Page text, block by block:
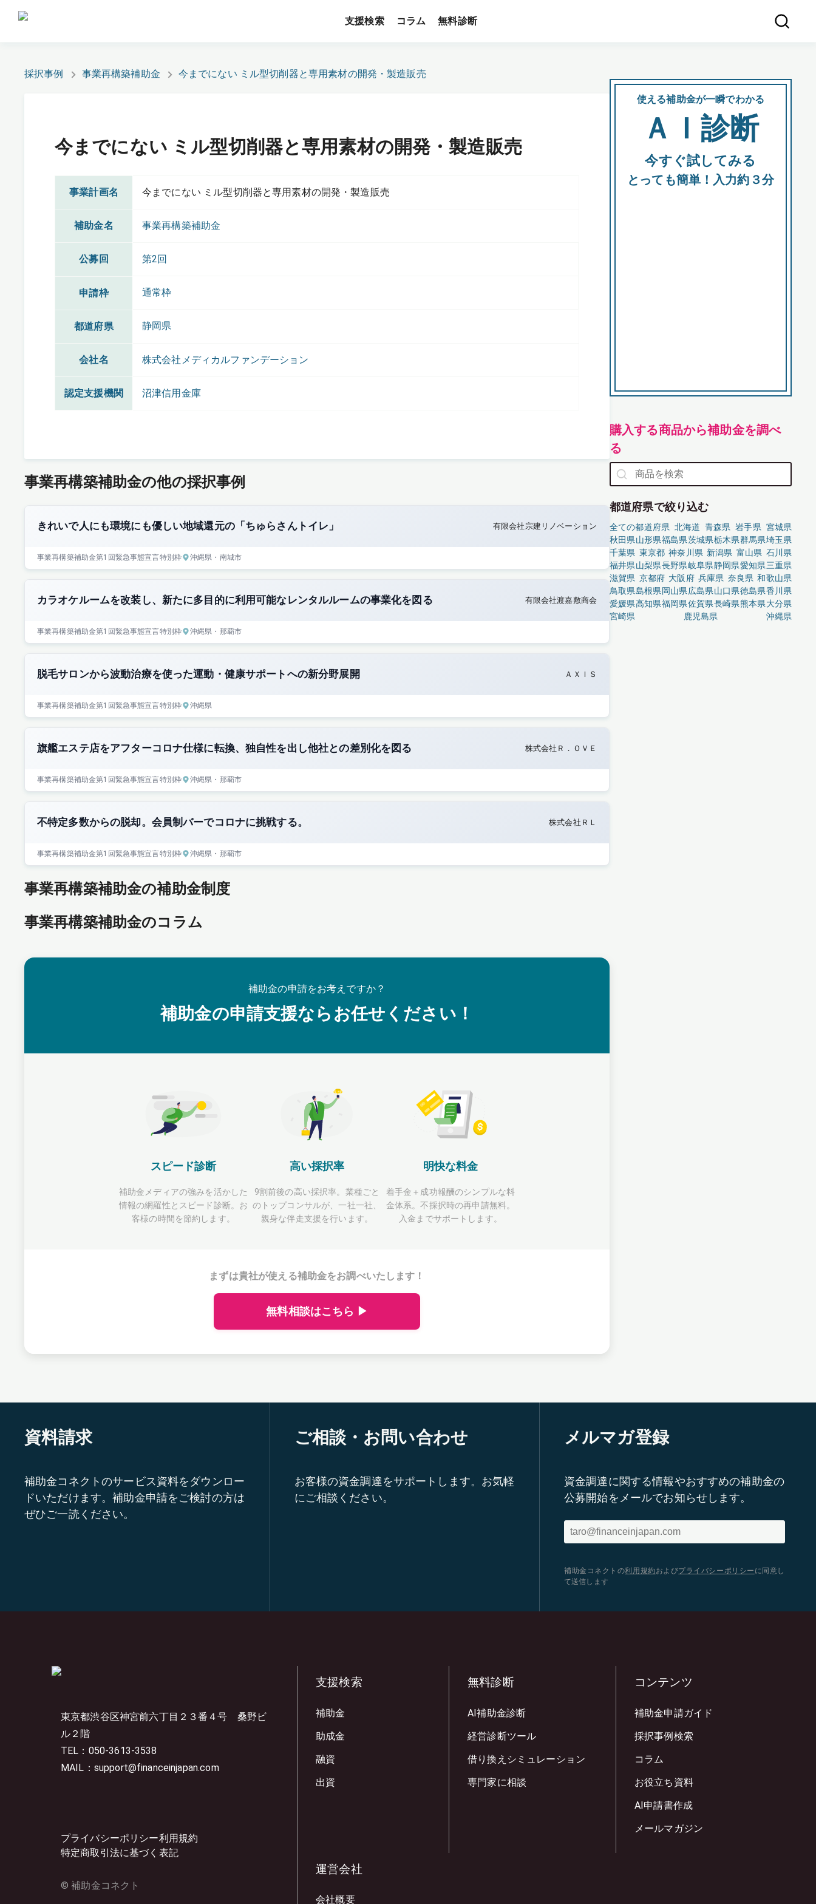
支援検索 コラム 無料診断
採択事例 事業再構築補助金 今までにない ミル型切削器と専用素材の開発・製造販売
今までにない ミル型切削器と専用素材の開発・製造販売
事業計画名 今までにない ミル型切削器と専用素材の開発・製造販売
補助金名 事業再構築補助金
公募回 第2回
申請枠 通常枠
都道府県 静岡県
会社名 株式会社メディカルファンデーション
認定支援機関 沼津信用金庫
事業再構築補助金の他の採択事例
きれいで人にも環境にも優しい地域還元の「ちゅらさんトイレ」 有限会社宗建リノベーション
事業再構築補助金第1回緊急事態宣言特別枠 沖縄県 ・南城市
カラオケルームを改装し、新たに多目的に利用可能なレンタルルームの事業化を図る 有限会社渡嘉敷商会
事業再構築補助金第1回緊急事態宣言特別枠 沖縄県 ・那覇市
脱毛サロンから波動治療を使った運動・健康サポートへの新分野展開 ＡＸＩＳ
事業再構築補助金第1回緊急事態宣言特別枠 沖縄県
旗艦エステ店をアフターコロナ仕様に転換、独自性を出し他社との差別化を図る 株式会社Ｒ．ＯＶＥ
事業再構築補助金第1回緊急事態宣言特別枠 沖縄県 ・那覇市
不特定多数からの脱却。会員制バーでコロナに挑戦する。 株式会社ＲＬ
事業再構築補助金第1回緊急事態宣言特別枠 沖縄県 ・那覇市
事業再構築補助金の補助金制度
事業再構築補助金のコラム
補助金の申請をお考えですか？
補助金の申請支援ならお任せください！
スピード診断
補助金メディアの強みを活かした
情報の網羅性とスピード診断。お
客様の時間を節約します。
高い採択率
9割前後の高い採択率。業種ごと
のトップコンサルが、一社一社、
親身な伴走支援を行います。
明快な料金
着手金＋成功報酬のシンプルな料
金体系。不採択時の再申請無料。
入金までサポートします。
まずは貴社が使える補助金をお調べいたします！
無料相談はこちら ▶
使える補助金が一瞬でわかる
ＡＩ診断
今すぐ試してみる
とっても簡単！入力約３分
購入する商品から補助金を調べ
る
都道府県で絞り込む
全ての都道府県 北海道 青森県 岩手県 宮城県
秋田県山形県福島県茨城県栃木県群馬県埼玉県
千葉県 東京都 神奈川県 新潟県 富山県 石川県
福井県山梨県長野県岐阜県静岡県愛知県三重県
滋賀県 京都府 大阪府 兵庫県 奈良県 和歌山県
鳥取県島根県岡山県広島県山口県徳島県香川県
愛媛県高知県福岡県佐賀県長崎県熊本県大分県
宮崎県
鹿児島県 沖縄県
資料請求
補助金コネクトのサービス資料をダウンロー
ドいただけます。補助金申請をご検討の方は
ぜひご一読ください。
ご相談・お問い合わせ
お客様の資金調達をサポートします。お気軽
にご相談ください。
メルマガ登録
資金調達に関する情報やおすすめの補助金の
公募開始をメールでお知らせします。
補助金コネクトの利用規約 およびプライバシーポリシー に同意し
て送信します
東京都渋谷区神宮前六丁目２３番４号 桑野ビ
ル２階
TEL：050-3613-3538
MAIL：support@financeinjapan.com
プライバシーポリシー利用規約
特定商取引法に基づく表記
© 補助金コネクト
支援検索
補助金
助成金
融資
出資
無料診断
AI補助金診断
経営診断ツール
借り換えシミュレーション
専門家に相談
コンテンツ
補助金申請ガイド
採択事例検索
コラム
お役立ち資料
AI申請書作成
メールマガジン
運営会社
会社概要